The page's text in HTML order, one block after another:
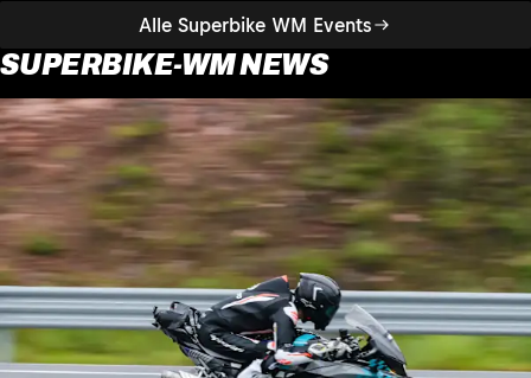
Alle Superbike WM Events
SUPERBIKE-WM NEWS